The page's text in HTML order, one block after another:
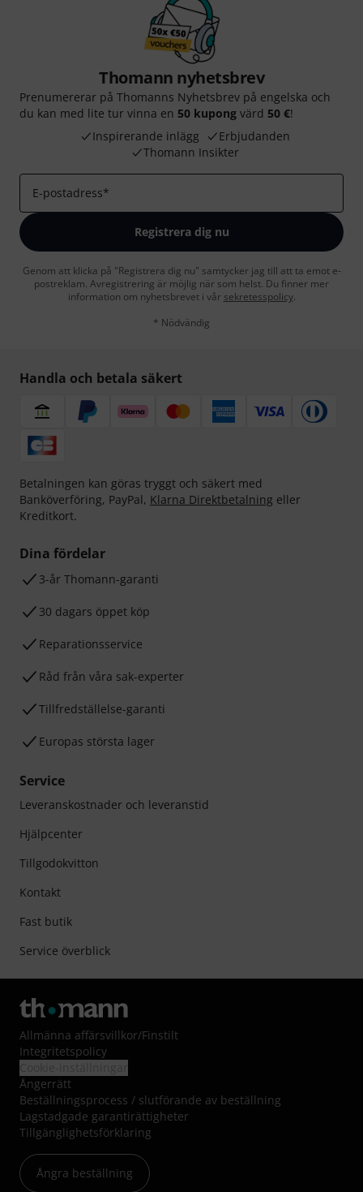
Thomann nyhetsbrev
Prenumererar på Thomanns Nyhetsbrev på engelska och
du kan med lite tur vinna en 50 kupong värd 50 €!
Inspirerande inlägg
Erbjudanden
Thomann Insikter
E-postadress*
Registrera dig nu
Genom att klicka på "Registrera dig nu" samtycker jag till att ta emot e-
postreklam. Avregistrering är möjlig när som helst. Du finner mer
information om nyhetsbrevet i vår sekretesspolicy.
* Nödvändig
Handla och betala säkert
Betalningen kan göras tryggt och säkert med
Banköverföring, PayPal, Klarna Direktbetalning eller
Kreditkort.
Dina fördelar
3-år Thomann-garanti
30 dagars öppet köp
Reparationsservice
Råd från våra sak-experter
Tillfredställelse-garanti
Europas största lager
Service
Leveranskostnader och leveranstid
Hjälpcenter
Tillgodokvitton
Kontakt
Fast butik
Service överblick
Allmänna affärsvillkor/Finstilt
Integritetspolicy
Ångerrätt
Beställningsprocess / slutförande av beställning
Lagstadgade garantirättigheter
Tillgänglighetsförklaring
Ångra beställning